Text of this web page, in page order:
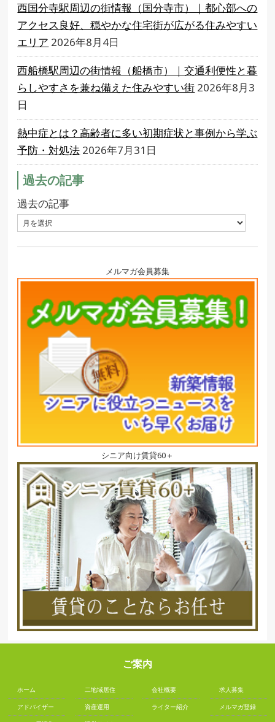
西国分寺駅周辺の街情報（国分寺市）｜都心部への
アクセス良好、穏やかな住宅街が広がる住みやすい
エリア 2026年8月4日
西船橋駅周辺の街情報（船橋市）｜交通利便性と暮
らしやすさを兼ね備えた住みやすい街 2026年8月3
日
熱中症とは？高齢者に多い初期症状と事例から学ぶ
予防・対処法 2026年7月31日
過去の記事
過去の記事
メルマガ会員募集
シニア向け賃貸60＋
ご案内
ホーム
アドバイザー
二地域居住
資産運用
会社概要
ライター紹介
求人募集
メルマガ登録